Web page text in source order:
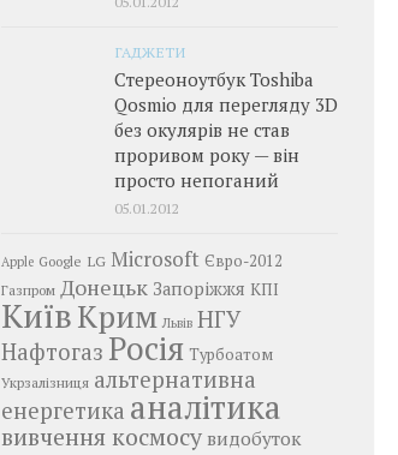
ГАДЖЕТИ
Стереоноутбук Toshiba
Qosmio для перегляду 3D
без окулярів не став
проривом року — він
просто непоганий
05.01.2012
Apple Google LG Microsoft Євро-2012
Газпром Донецьк Запоріжжя КПІ
КиївКрим Львів НГУ
Нафтогаз Росія Турбоатом
Укрзалізниця альтернативна
енергетика аналітика
вивчення космосу видобуток